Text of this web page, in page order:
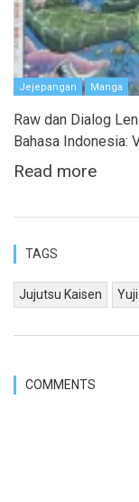
Jejepangan Manga
Raw dan Dialog
Bahasa Indonesia:
Read more
TAGS
Jujutsu Kaisen Yuji
COMMENTS